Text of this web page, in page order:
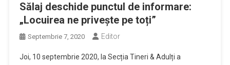
Sălaj deschide punctul de informare:
„Locuirea ne privește pe toți”
Septembrie 7, 2020 Editor
Joi, 10 septembrie 2020, la Secția Tineri & Adulți a